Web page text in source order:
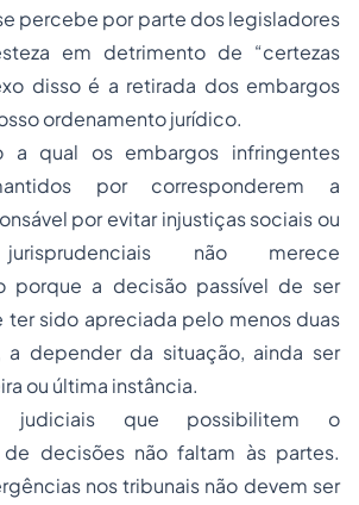
percebe por parte dos legisladores
em detrimento de “certezas
disso é a retirada dos embargos
ordenamento jurídico.
a qual os embargos infringentes
por corresponderem a
por evitar injustiças sociais ou
jurisprudenciais não merece
porque a decisão passível de ser
ter sido apreciada pelo menos duas
a depender da situação, ainda ser
ou última instância.
judiciais que possibilitem o
de decisões não faltam às partes.
nos tribunais não devem ser